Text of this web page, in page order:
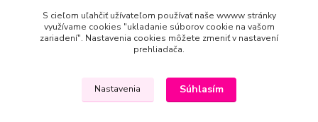
Tovar zaradený v kategóriách
S cieľom uľahčiť užívateľom používať naše wwww stránky
využívame cookies "ukladanie súborov cookie na vašom
zariadení". Nastavenia cookies môžete zmeniť v nastavení
prehliadača.
Nastavenia Súhlasím